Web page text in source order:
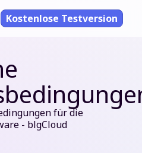
Kostenlose Testversion
für die
- blgCloud